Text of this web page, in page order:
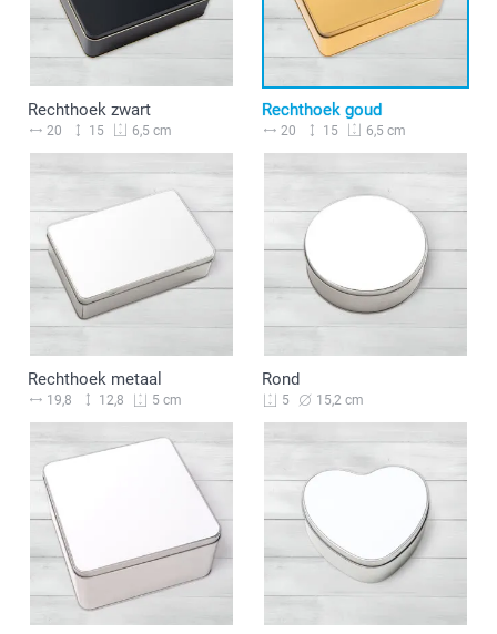
Rechthoek zwart
20 15 6,5 cm
Rechthoek goud
20 15 6,5 cm
Rechthoek metaal
19,8 12,8 5 cm
Rond
5 15,2 cm